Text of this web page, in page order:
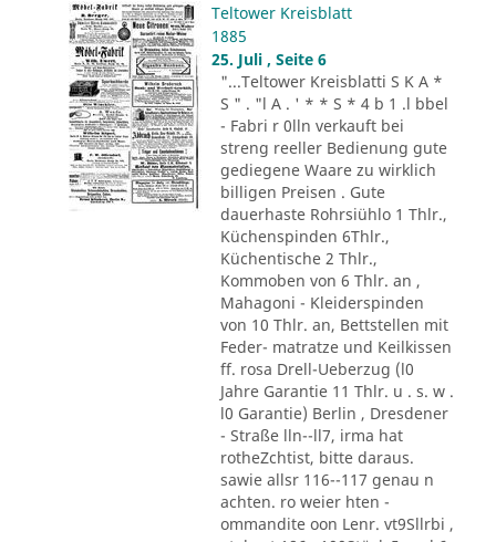
Teltower Kreisblatt
1885
25. Juli , Seite 6
"...Teltower Kreisblatti S K A *
S " . "l A . ' * * S * 4 b 1 .l bbel
- Fabri r 0lln verkauft bei
streng reeller Bedienung gute
gediegene Waare zu wirklich
billigen Preisen . Gute
dauerhaste Rohrsiühlo 1 Thlr.,
Küchenspinden 6Thlr.,
Küchentische 2 Thlr.,
Kommoben von 6 Thlr. an ,
Mahagoni - Kleiderspinden
von 10 Thlr. an, Bettstellen mit
Feder- matratze und Keilkissen
ff. rosa Drell-Ueberzug (l0
Jahre Garantie 11 Thlr. u . s. w .
l0 Garantie) Berlin , Dresdener
- Straße lln--ll7, irma hat
rotheZchtist, bitte daraus.
sawie allsr 116--117 genau n
achten. ro weier hten -
ommandite oon Lenr. vt9Sllrbi ,